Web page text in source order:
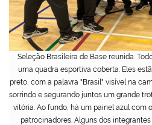
Seleção Brasileira de Base reunida.
uma quadra esportiva coberta. Eles
preto, com a palavra "Brasil" visível na
sorrindo e segurando juntos um grande
vitória. Ao fundo, há um painel azul com
patrocinadores. Alguns dos